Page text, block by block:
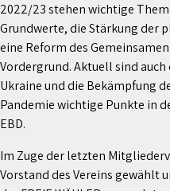
2022/23 stehen wichtige
Grundwerte, die Stärkung der
eine Reform des
Vordergrund. Aktuell sind
Ukraine und die Bekämpfung
Pandemie wichtige Punkte in
EBD.
Im Zuge der letzten
Vorstand des Vereins gewählt